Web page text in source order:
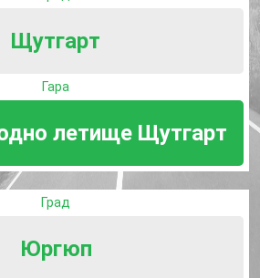
Щутгарт
Гара
летище Щутгарт
Град
Юргюп